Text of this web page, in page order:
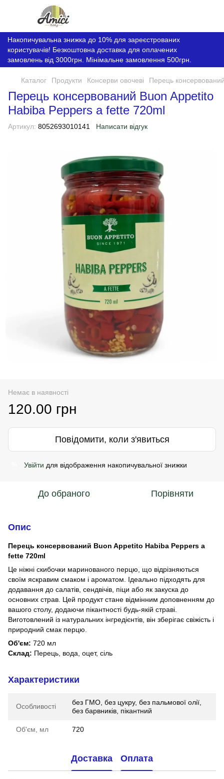
Накопичувальна знижка до 10% для зареєстрованих
користувачів! Безкоштовна доставка для оплачених
замовлень від 3000грн. Мінімальне замовлення 500грн.
Каталог Продукти Консерви овочеві Перець
Перець консервований Buon Appetito
Habiba Peppers a fette 720ml
Артикул: 8052693010141 Написати відгук
Немає в наявності
120.00 грн
Повідомити, коли з'явиться
Увійти для відображення накопичувальної знижки
До обраного Порівняти
Опис
Перець консервований Buon Appetito Habiba Peppers a
fette 720ml
Це ніжні скибочки маринованого перцю, що відрізняються
своїм яскравим смаком і ароматом. Ідеально підходять для
додавання до салатів, сендвічів, піци або як закуска до
основних страв. Цей продукт стане відмінним доповненням до
вашого столу, додаючи пікантності будь-якій страві.
Виготовлений із натуральних інгредієнтів, він зберігає свіжість і
природний смак перцю.
Об'єм: 720 мл
Склад: Перець, вода, оцет, сіль
Характеристики
Особливості
без ГМО, без цукру, без пальмової олії,
без барвників, пікантний
Об'єм, мл 720
Доставка Оплата